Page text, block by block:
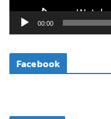
ดี
โ
00:00
Facebook